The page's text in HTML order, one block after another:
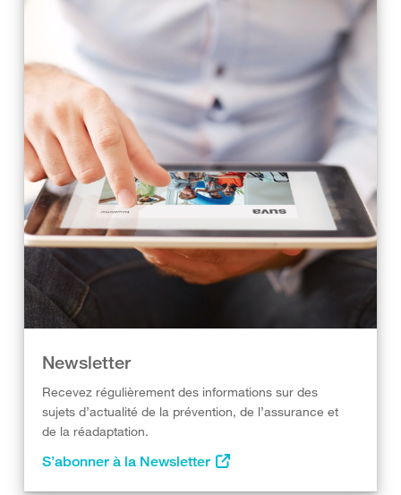
Newsletter
Recevez régulièrement des informations sur des
sujets d’actualité de la prévention, de l’assurance et
de la réadaptation.
S’abonner à la Newsletter